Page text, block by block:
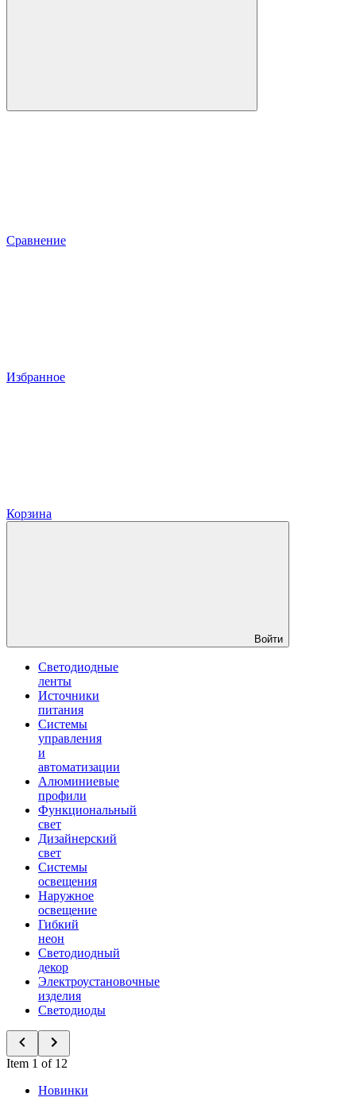
Сравнение
Избранное
Корзина
Войти
Светодиодные
ленты
Источники
питания
Системы
управления
и
автоматизации
Алюминиевые
профили
Функциональный
свет
Дизайнерский
свет
Системы
освещения
Наружное
освещение
Гибкий
неон
Светодиодный
декор
Электроустановочные
изделия
Светодиоды
Item 1 of 12
Новинки